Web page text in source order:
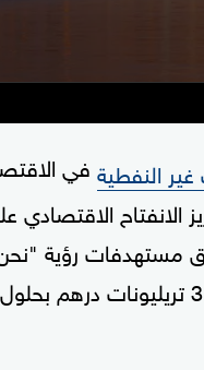
النفطية في
الاقتصادي
مستهدفات رؤية
2031"، الرامية إلى رفع الناتج المحلي الإجمالي للدولة